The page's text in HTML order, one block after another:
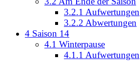
3.2.1 Aufwertungen
3.2.2 Abwertungen
4 Saison 14
4.1 Winterpause
4.1.1 Aufwertungen